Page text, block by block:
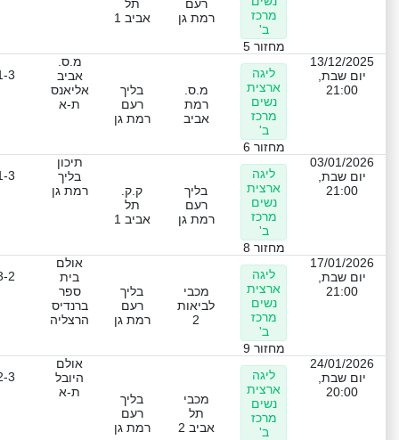
מרכז
ב'
מחזור 5
רעם
רמת גן
תל
אביב 1
13/12/2025
יום שבת,
21:00
ליגה
ארצית
נשים
מרכז
ב'
מחזור 6
מ.ס.
רמת
אביב
בליך
רעם
רמת גן
מ.ס.
אביב
אליאנס
ת-א
3
03/01/2026
יום שבת,
21:00
ליגה
ארצית
נשים
מרכז
ב'
מחזור 8
בליך
רעם
רמת גן
ק.ק.
תל
אביב 1
תיכון
בליך
רמת גן
3
17/01/2026
יום שבת,
21:00
ליגה
ארצית
נשים
מרכז
ב'
מחזור 9
מכבי
לביאות
2
בליך
רעם
רמת גן
אולם
בית
ספר
ברנדיס
הרצליה
2
24/01/2026
יום שבת,
20:00
ליגה
ארצית
נשים
מרכז
ב'
מכבי
תל
אביב 2
בליך
רעם
רמת גן
אולם
היובל
ת-א
3